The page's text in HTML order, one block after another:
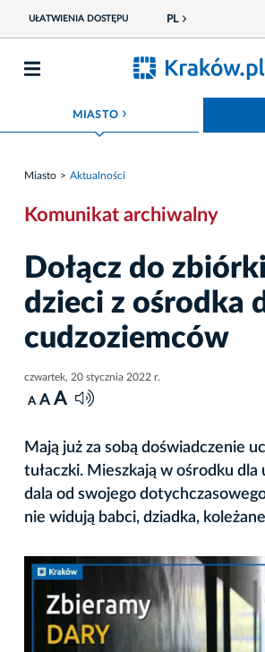
UŁATWIENIA DOSTĘPU PL
MIASTO ROZWIŃ MENU
Miasto Aktualności
Komunikat archiwalny
Dołącz do
dzieci z ośrodka
cudzoziemców
czwartek, 20 stycznia 2022 r.
A A A
Mają już za sobą doświadczenie
tułaczki. Mieszkają w ośrodku dla
dala od swojego
nie widują babci, dziadka,